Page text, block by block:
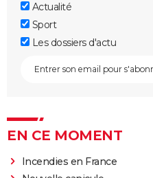
Actualité
Sport
Les dossiers d'actu
EN CE MOMENT
Incendies en France